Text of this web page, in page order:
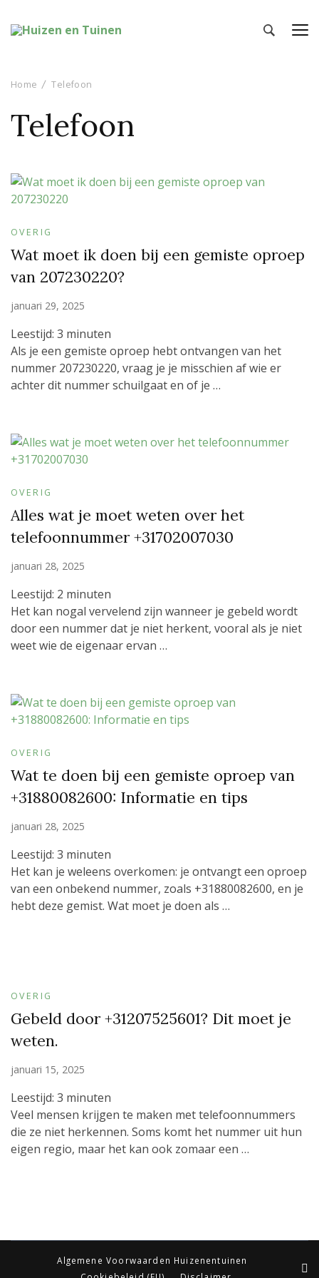
Home Telefoon
Telefoon
OVERIG
Wat moet ik doen bij een gemiste oproep
van 207230220?
januari 29, 2025
Leestijd: 3 minuten
Als je een gemiste oproep hebt ontvangen van het
nummer 207230220, vraag je je misschien af wie er
achter dit nummer schuilgaat en of je …
OVERIG
Alles wat je moet weten over het
telefoonnummer +31702007030
januari 28, 2025
Leestijd: 2 minuten
Het kan nogal vervelend zijn wanneer je gebeld wordt
door een nummer dat je niet herkent, vooral als je niet
weet wie de eigenaar ervan …
OVERIG
Wat te doen bij een gemiste oproep van
+31880082600: Informatie en tips
januari 28, 2025
Leestijd: 3 minuten
Het kan je weleens overkomen: je ontvangt een oproep
van een onbekend nummer, zoals +31880082600, en je
hebt deze gemist. Wat moet je doen als …
OVERIG
Gebeld door +31207525601? Dit moet je
weten.
januari 15, 2025
Leestijd: 3 minuten
Veel mensen krijgen te maken met telefoonnummers
die ze niet herkennen. Soms komt het nummer uit hun
eigen regio, maar het kan ook zomaar een …
Algemene Voorwaarden Huizenentuinen